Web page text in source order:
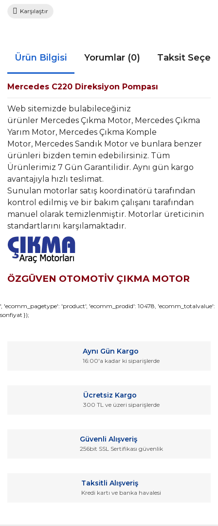
Karşılaştır
Ürün Bilgisi Yorumlar (0) Taksit
Mercedes C220 Direksiyon Pompası
Web sitemizde bulabileceğiniz
ürünler Mercedes Çıkma Motor, Mercedes Çıkma
Yarım Motor, Mercedes Çıkma Komple
Motor, Mercedes Sandık Motor ve bunlara benzer
ürünleri bizden temin edebilirsiniz. Tüm
Ürünlerimiz 7 Gün Garantilidir. Aynı gün kargo
avantajıyla hızlı teslimat.
Sunulan motorlar satış koordinatörü tarafından
kontrol edilmiş ve bir bakım çalışanı tarafından
manuel olarak temizlenmiştir. Motorlar üreticinin
standartlarını karşılamaktadır.
ÖZGÜVEN OTOMOTİV ÇIKMA MOTOR
Yorum Yaz
Bu ürünün fiyat bilgisi, resim, ürün açıklamalarında ve diğer
konularda yetersiz gördüğünüz noktaları öneri formunu
Ürün resmi kalitesiz, bozuk veya görüntülenemiyor.
Ürün fiyatı diğer sitelerden daha pahalı.
', 'ecomm_pagetype': 'product', 'ecomm_prodid': 10478, 'ecomm_totalvalue':
sonfiyat });
Aynı Gün Kargo
16:00'a kadar ki siparişlerde
Ücretsiz Kargo
300 TL ve üzeri siparişlerde
Güvenli Alışveriş
256bit SSL Sertifikası güvenlik
Taksitli Alışveriş
Kredi kartı ve banka havalesi